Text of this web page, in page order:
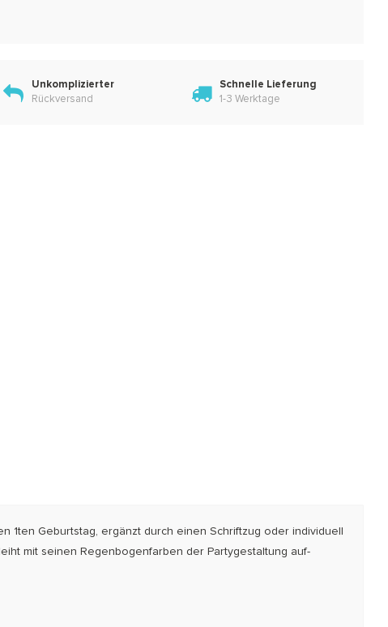
Unkomplizierter
Rückversand
Schnelle Lieferung
1-3 Werktage
1ten Geburtstag, ergänzt durch einen Schrift­­­zug oder individuell
mit seinen Re­gen­bo­gen­farben der Party­ge­stal­tung auf­